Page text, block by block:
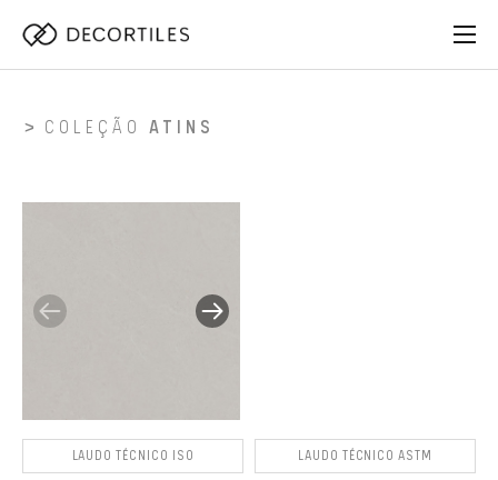
COLEÇÃO ATINS
LAUDO TÉCNICO ISO LAUDO TÉCNICO ASTM